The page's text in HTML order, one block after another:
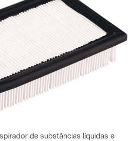
de substâncias líquidas e